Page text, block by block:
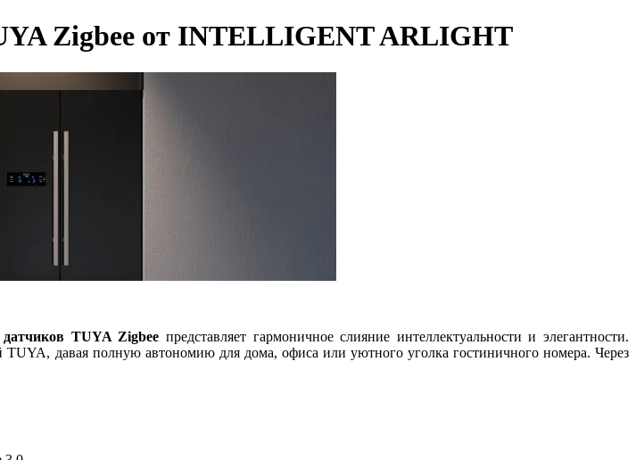
Zigbee от INTELLIGENT ARLIGHT
датчиков TUYA Zigbee представляет гармоничное слияние интеллектуальности и элегантности.
давая полную автономию для дома, офиса или уютного уголка гостиничного номера. Через